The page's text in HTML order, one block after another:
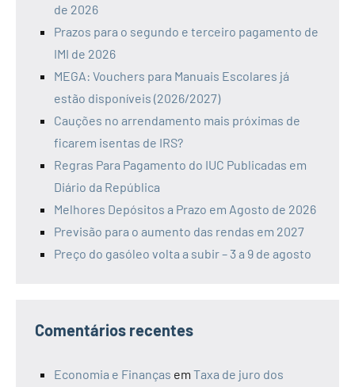
de 2026
Prazos para o segundo e terceiro pagamento de
IMI de 2026
MEGA: Vouchers para Manuais Escolares já
estão disponíveis (2026/2027)
Cauções no arrendamento mais próximas de
ficarem isentas de IRS?
Regras Para Pagamento do IUC Publicadas em
Diário da República
Melhores Depósitos a Prazo em Agosto de 2026
Previsão para o aumento das rendas em 2027
Preço do gasóleo volta a subir – 3 a 9 de agosto
Comentários recentes
Economia e Finanças em Taxa de juro dos